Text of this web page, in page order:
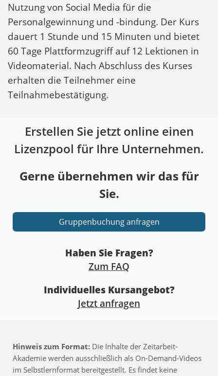
Nutzung von Social Media für die
Personalgewinnung und -bindung. Der Kurs
dauert 1 Stunde und 15 Minuten und bietet
60 Tage Plattformzugriff auf 12 Lektionen in
Videomaterial. Nach Abschluss des Kurses
erhalten die Teilnehmer eine
Teilnahmebestätigung.
Erstellen Sie jetzt online einen
Lizenzpool für Ihre Unternehmen.
Gerne übernehmen wir das für
Sie.
Gruppenbuchung anfragen
Haben Sie Fragen?
Zum FAQ
Individuelles Kursangebot?
Jetzt anfragen
Hinweis zum Format: Die Inhalte der Zeitarbeit-
Akademie werden ausschließlich als On-Demand-Videos
im Selbstlernformat bereitgestellt. Es findet keine